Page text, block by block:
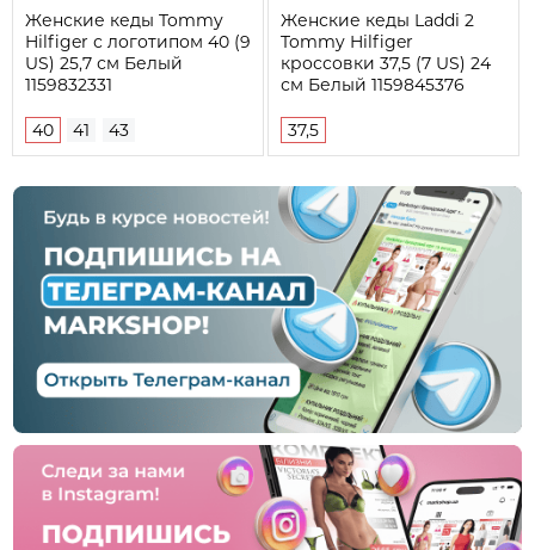
Женские кеды Tommy
Hilfiger с логотипом 40 (9
US) 25,7 см Белый
1159832331
40 41 43
Женские кеды Laddi 2
Tommy Hilfiger
кроссовки 37,5 (7 US) 24
см Белый 1159845376
37,5